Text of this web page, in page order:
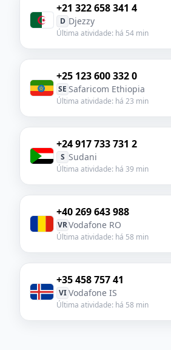
+21 322 658 341 4
D Djezzy
Última atividade: há 54 min
+25 123 600 332 0
SE Safaricom Ethiopia
Última atividade: há 23 min
+24 917 733 731 2
S Sudani
Última atividade: há 39 min
+40 269 643 988
VRVodafone RO
Última atividade: há 58 min
+35 458 757 41
VI Vodafone IS
Última atividade: há 58 min